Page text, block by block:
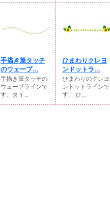
手描き筆タッチ
のウェーブ...
手描き筆タッチの
ウェーブラインで
す。タイ...
ひまわりクレヨ
ンドットラ...
ひまわりのクレヨ
ンドットラインで
す。 ひ...